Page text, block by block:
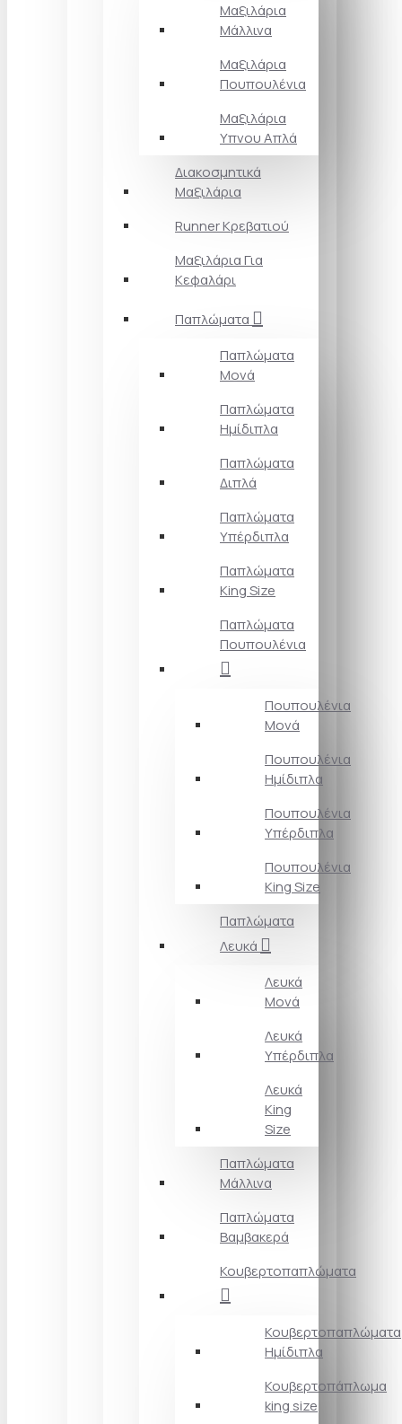
Μαξιλάρια
Μάλλινα
Μαξιλάρια
Πουπουλένια
Μαξιλάρια
Υπνου Απλά
Διακοσμητικά
Μαξιλάρια
Runner Κρεβατιού
Μαξιλάρια Για
Κεφαλάρι
Παπλώματα
Παπλώματα
Μονά
Παπλώματα
Ημίδιπλα
Παπλώματα
Διπλά
Παπλώματα
Υπέρδιπλα
Παπλώματα
King Size
Παπλώματα
Πουπουλένια
Πουπουλένια
Μονά
Πουπουλένια
Ημίδιπλα
Πουπουλένια
Υπέρδιπλα
Πουπουλένια
King Size
Παπλώματα
Λευκά
Λευκά
Μονά
Λευκά
Υπέρδιπλα
Λευκά
King
Size
Παπλώματα
Μάλλινα
Παπλώματα
Βαμβακερά
Κουβερτοπαπλώματα
Κουβερτοπαπλώματα
Ημίδιπλα
Κουβερτοπάπλωμα
king size